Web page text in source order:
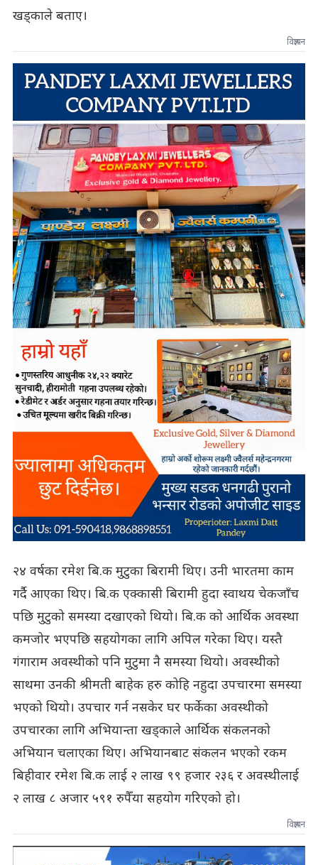
खड्काले बताए।
विज्ञापन
२४ वर्षका रमेश बि.क मुटुका बिरामी थिए। उनी भारतमा काम
गर्दै आएका थिए। बि.क एक्कासी बिरामी हुदा स्वाथय चेकजाँच
पछि मुटुको समस्या दखाएको थियो। बि.क को आर्थिक अवस्था
कमजोर भएपछि सहयोगका लागि अपिल गरेका थिए। यस्तै
गंगाराम अवस्थीको पनि मुटुमा नै समस्या थियो। अवस्थीको
साथमा उनकी श्रीमती बाहेक हरु कोहि नहुदा उपचारमा समस्या
भएको थियो। उपचार गर्न नसकेर घर फर्केका अवस्थीको
उपचारका लागि अभियान्ता खड्काले आर्थिक संकलनको
अभियान चलाएका थिए। अभियानबाट संकलन भएको रकम
बिहीवार रमेश बि.क लाई २ लाख ९९ हजार २३६ र अवस्थीलाई
२ लाख ८ अजार ५९१ रुपैँया सहयोग गरिएको हो।
विज्ञापन